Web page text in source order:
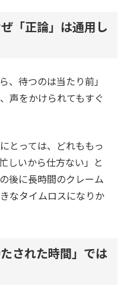
「正論」は通用し
、待つのは当たり前」
声をかけられてもすぐ
とっては、どれももっ
しいから仕方ない」と
後に長時間のクレーム
なタイムロスになりか
された時間」では